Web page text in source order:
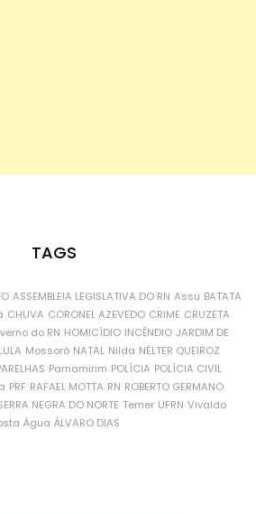
TAGS
ASSEMBLEIA LEGISLATIVA DO RN Assu BATATA
CHUVA CORONEL AZEVEDO CRIME CRUZETA
do RN HOMICÍDIO INCÊNDIO JARDIM DE
LULA Mossoró NATAL Nilda NÉLTER QUEIROZ
Parnamirim POLÍCIA POLÍCIA CIVIL
PRF RAFAEL MOTTA RN ROBERTO GERMANO
NEGRA DO NORTE Temer UFRN Vivaldo
Água ÁLVARO DIAS